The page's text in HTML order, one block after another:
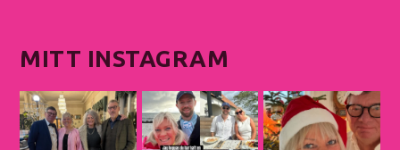
MITT INSTAGRAM